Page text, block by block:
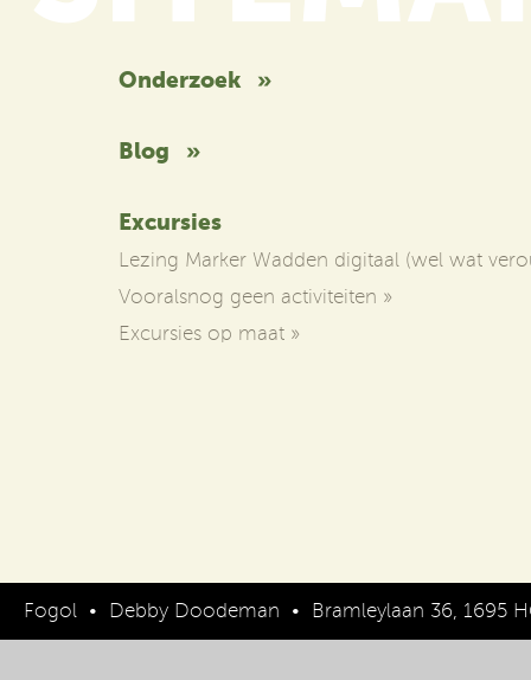
Onderzoek »
Blog »
Excursies
Lezing Marker Wadden digitaal (wel wat
Vooralsnog geen activiteiten »
Excursies op maat »
Fogol • Debby Doodeman • Bramleylaan 36, 1695